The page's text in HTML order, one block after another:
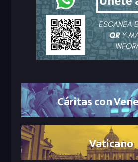
Cáritas con
Vaticano